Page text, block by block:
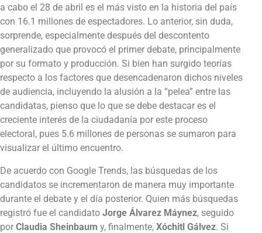
a cabo el 28 de abril es el más visto en la historia del país
con 16.1 millones de espectadores. Lo anterior, sin duda,
sorprende, especialmente después del descontento
generalizado que provocó el primer debate, principalmente
por su formato y producción. Si bien han surgido teorías
respecto a los factores que desencadenaron dichos niveles
de audiencia, incluyendo la alusión a la “pelea” entre las
candidatas, pienso que lo que se debe destacar es el
creciente interés de la ciudadanía por este proceso
electoral, pues 5.6 millones de personas se sumaron para
visualizar el último encuentro.
De acuerdo con Google Trends, las búsquedas de los
candidatos se incrementaron de manera muy importante
durante el debate y el día posterior. Quien más búsquedas
registró fue el candidato Jorge Álvarez Máynez, seguido
por Claudia Sheinbaum y, finalmente, Xóchitl Gálvez. Si